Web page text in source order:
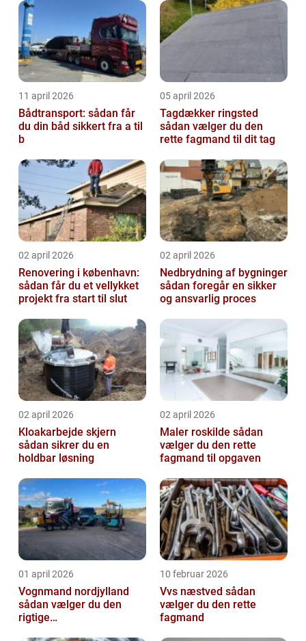
11 april 2026
Bådtransport: sådan får
du din båd sikkert fra a til
b
05 april 2026
Tagdækker ringsted
sådan vælger du den
rette fagmand til dit tag
02 april 2026
Renovering i københavn:
sådan får du et vellykket
projekt fra start til slut
02 april 2026
Nedbrydning af bygninger
sådan foregår en sikker
og ansvarlig proces
02 april 2026
Kloakarbejde skjern
sådan sikrer du en
holdbar løsning
02 april 2026
Maler roskilde sådan
vælger du den rette
fagmand til opgaven
01 april 2026
Vognmand nordjylland
sådan vælger du den
rigtige
10 februar 2026
Vvs næstved sådan
vælger du den rette
fagmand